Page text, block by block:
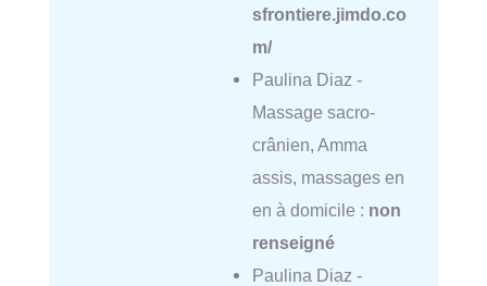
sfrontiere.jimdo.co
m/
Paulina Diaz -
Massage sacro-
crânien, Amma
assis, massages en
en à domicile : non
renseigné
Paulina Diaz -